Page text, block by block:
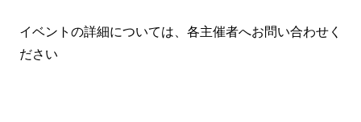
イベントの詳細については、各主催者へお問い合わせく
ださい